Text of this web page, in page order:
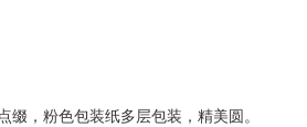
，粉色包装纸多层包装，精美圆。